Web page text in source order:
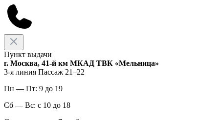
Пункт выдачи
г. Москва, 41-й км МКАД ТВК «Мельница»
3-я линия Пассаж 21–22
Пн — Пт: 9 до 19
Сб — Вс: с 10 до 18